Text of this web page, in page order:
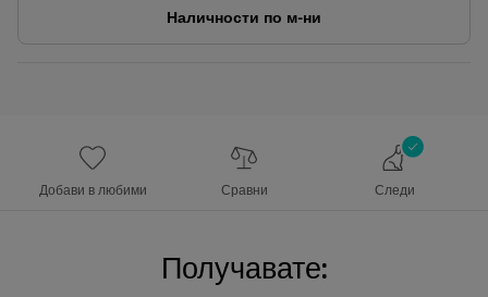
Наличности по м-ни
Добави в любими Сравни Следи
Получавате: